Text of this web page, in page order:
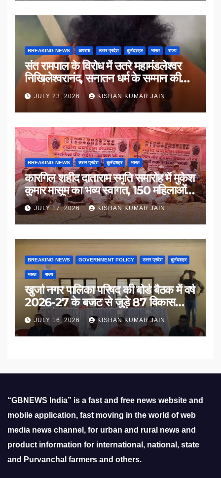
BREAKING NEWS अपराध उत्तर प्रदेश बुलंदशहर भारत राज्य
संत रामपाल के विरोध में उतरे महामंडलेश्वर
निखिलेश्वरानंद, सनातन धर्म के सम्मान की
उठाई मांग
JULY 23, 2026 KISHAN KUMAR JAIN
BREAKING NEWS उत्तर प्रदेश बुलंदशहर भारत
कारगिल शहीद दाताराम स्मृति समारोह में मुकेश
कुमार मासूम का भव्य स्वागत, 150 महिलाओं
का सम्मान
JULY 17, 2026 KISHAN KUMAR JAIN
BREAKING NEWS GOVERNMENT POLICY उत्तर प्रदेश बुलंदशहर
भारत राज्य
खुर्जा नगर पालिका परिषद की बोर्ड बैठक में वर्ष
2026-27 के बजट से जुड़े 87 विकास
प्रस्तावों को मिली मंजूरी
JULY 16, 2026 KISHAN KUMAR JAIN
“GBNEWS India” is a fast and free news website and
mobile application, fast moving in the world of web
media news channel, for urban and rural news and
product information for international, national, state
and Purvanchal farmers and others.